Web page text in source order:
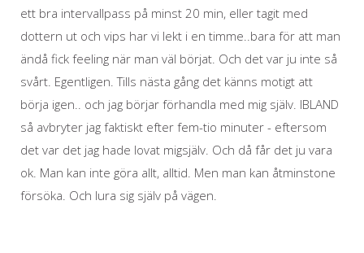
ett bra intervallpass på minst 20 min, eller tagit med
dottern ut och vips har vi lekt i en timme..bara för att man
ändå fick feeling när man väl börjat. Och det var ju inte så
svårt. Egentligen. Tills nästa gång det känns motigt att
börja igen.. och jag börjar förhandla med mig själv. IBLAND
så avbryter jag faktiskt efter fem-tio minuter - eftersom
det var det jag hade lovat migsjälv. Och då får det ju vara
ok. Man kan inte göra allt, alltid. Men man kan åtminstone
försöka. Och lura sig själv på vägen.